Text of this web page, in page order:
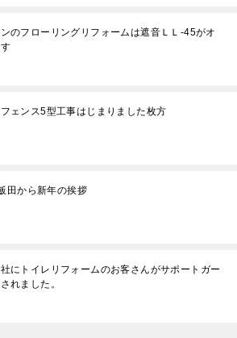
のフローリングリフォームは遮音ＬＬ-45がオ
ェンス5型工事はじまりました枚方
田から新年の挨拶
にトイレリフォームのお客さんがサポートガー
れました。